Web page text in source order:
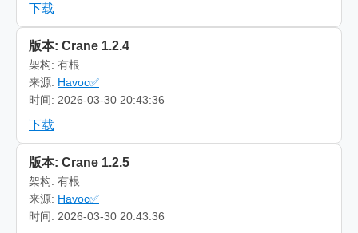
下载
版本: Crane 1.2.4
架构: 有根
来源: Havoc✅
时间: 2026-03-30 20:43:36
下载
版本: Crane 1.2.5
架构: 有根
来源: Havoc✅
时间: 2026-03-30 20:43:36